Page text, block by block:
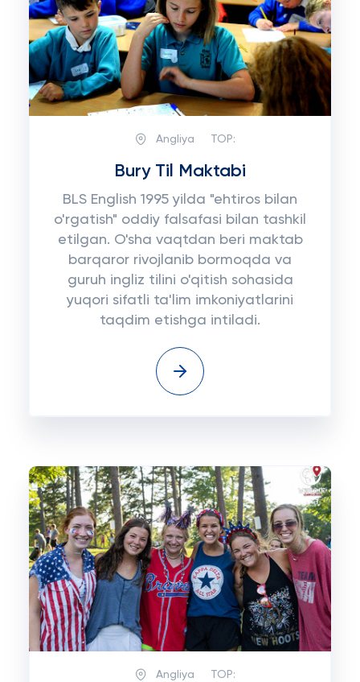
Angliya TOP:
Bury Til Maktabi
BLS English 1995 yilda "ehtiros bilan
o'rgatish" oddiy falsafasi bilan tashkil
etilgan. O'sha vaqtdan beri maktab
barqaror rivojlanib bormoqda va
guruh ingliz tilini o'qitish sohasida
yuqori sifatli ta'lim imkoniyatlarini
taqdim etishga intiladi.
Angliya TOP: